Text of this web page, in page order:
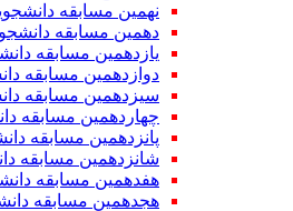
نهمین مسابقه
دهمین مسابقه
یازدهمین مسابقه
دوازدهمین مسابقه
سیزدهمین مسابقه
چهاردهمین مسابقه
پانزدهمین مسابقه
شانزدهمین مسابقه
هفدهمین مسابقه
هجدهمین مسابقه